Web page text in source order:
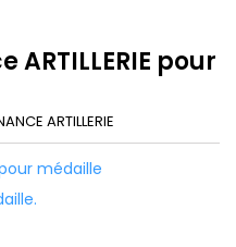
pour
ARTILLERIE
médaille